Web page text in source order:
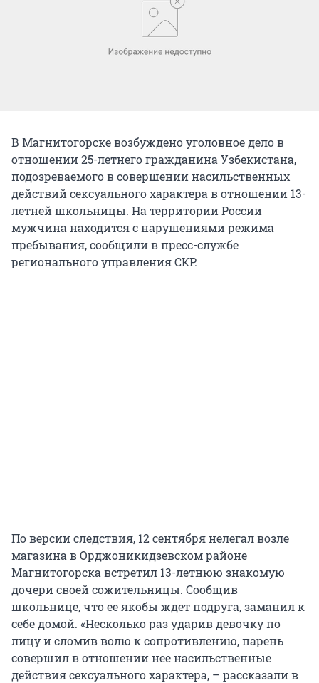
В Магнитогорске возбуждено уголовное дело в
отношении 25-летнего гражданина Узбекистана,
подозреваемого в совершении насильственных
действий сексуального характера в отношении 13-
летней школьницы. На территории России
мужчина находится с нарушениями режима
пребывания, сообщили в пресс-службе
регионального управления СКР.
По версии следствия, 12 сентября нелегал возле
магазина в Орджоникидзевском районе
Магнитогорска встретил 13-летнюю знакомую
дочери своей сожительницы. Сообщив
школьнице, что ее якобы ждет подруга, заманил к
себе домой. «Несколько раз ударив девочку по
лицу и сломив волю к сопротивлению, парень
совершил в отношении нее насильственные
действия сексуального характера, – рассказали в